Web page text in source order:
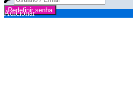
Redefinir senha
Adicionar